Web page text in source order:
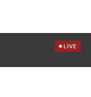
LIVE